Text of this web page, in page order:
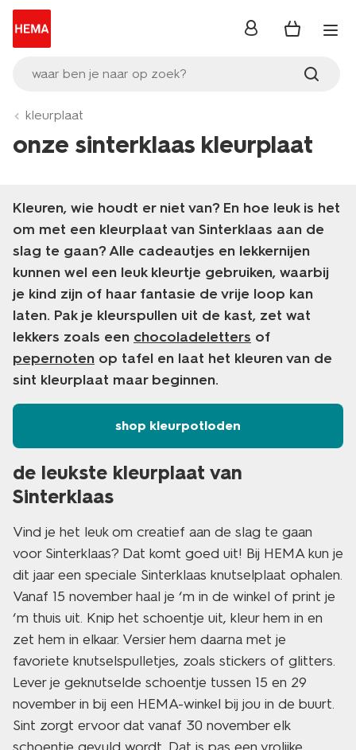
waar ben je naar op zoek?
inloggen
kleurplaat
onze sinterklaas kleurplaat
Kleuren, wie houdt er niet van? En hoe leuk is het
om met een kleurplaat van Sinterklaas aan de
slag te gaan? Alle cadeautjes en lekkernijen
kunnen wel een leuk kleurtje gebruiken, waarbij
je kind zijn of haar fantasie de vrije loop kan
laten. Pak je kleurspullen uit de kast, zet wat
lekkers zoals een chocoladeletters of
pepernoten op tafel en laat het kleuren van de
sint kleurplaat maar beginnen.
shop kleurpotloden
de leukste kleurplaat van
Sinterklaas
Vind je het leuk om creatief aan de slag te gaan
voor Sinterklaas? Dat komt goed uit! Bij HEMA kun je
dit jaar een speciale Sinterklaas knutselplaat ophalen.
Vanaf 15 november haal je ‘m in de winkel of print je
‘m thuis uit. Knip het schoentje uit, kleur hem in en
zet hem in elkaar. Versier hem daarna met je
favoriete knutselspulletjes, zoals stickers of glitters.
Lever je geknutselde schoentje tussen 15 en 29
november in bij een HEMA-winkel bij jou in de buurt.
Sint zorgt ervoor dat vanaf 30 november elk